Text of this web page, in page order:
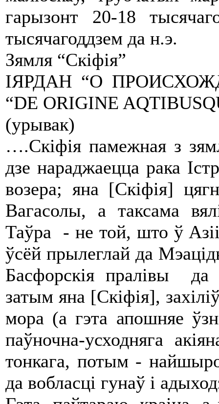
гарызонт 20-18
тысячагоддзем да н.э.
Зямля “Скіфія”
ІЯРДАН “О
“DE ORIGINE
(урывак)
….Скіфія памежная з
дзе нараджаецца рака
возера; яна [Скіфія]
Вагасолы, а таксама
Таўра - не той, што ў
ўсёй прылеглай да
Басфорскія пралівы да
затым яна [Скіфія],
мора (а гэта апошняе
паўночна-усходняга
тонкага, потым -
да вобласці гунаў і